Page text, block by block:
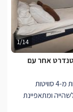
הנוף הפתוח.
1/14
אחר עם
סוויטת Amor המפוארת מתאימה לזוגות והיא אחת מ-4 סוויטות
ומתאפיינת